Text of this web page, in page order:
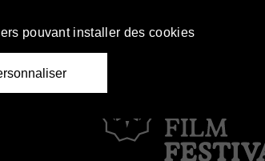
pouvant installer des cookies